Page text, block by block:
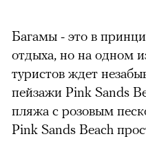
Багамы - это в
отдыха, но на одном
туристов ждет
пейзажи Pink Sands
пляжа с розовым
Pink Sands Beach